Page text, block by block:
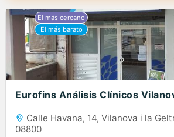
Eurofins Análisis Clínicos
Calle Havana, 14, Vilanova i la
08800